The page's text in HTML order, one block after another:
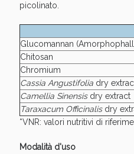
picolinato.
Glucomannan
Chitosan
Chromium
Cassia Angustifoliadry
Camellia Sinensisdry extract
Taraxacum Officinalisdry
*VNR: valori nutritivi di
Modalità d'uso
Scopri le